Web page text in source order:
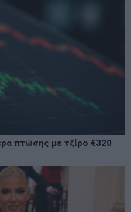
πτώσης με τζίρο €320